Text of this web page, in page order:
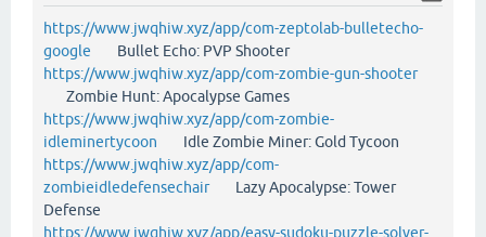
https://www.jwqhiw.xyz/app/com-zeptolab-bulletecho-
google Bullet Echo: PVP Shooter
https://www.jwqhiw.xyz/app/com-zombie-gun-shooter
Zombie Hunt: Apocalypse Games
https://www.jwqhiw.xyz/app/com-zombie-
idleminertycoon Idle Zombie Miner: Gold Tycoon
https://www.jwqhiw.xyz/app/com-
zombieidledefensechairLazy Apocalypse: Tower
Defense
https://www.jwqhiw.xyz/app/easy-sudoku-puzzle-solver-